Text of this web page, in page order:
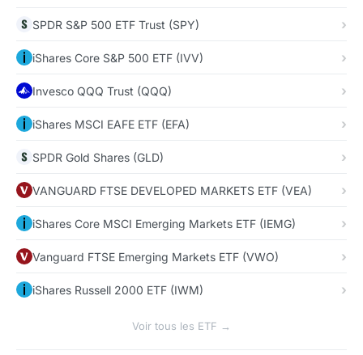
SPDR S&P 500 ETF Trust (SPY)
iShares Core S&P 500 ETF (IVV)
Invesco QQQ Trust (QQQ)
iShares MSCI EAFE ETF (EFA)
SPDR Gold Shares (GLD)
VANGUARD FTSE DEVELOPED MARKETS ETF (VEA)
iShares Core MSCI Emerging Markets ETF (IEMG)
Vanguard FTSE Emerging Markets ETF (VWO)
iShares Russell 2000 ETF (IWM)
Voir tous les ETF →